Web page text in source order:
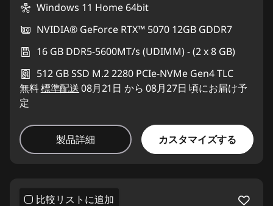
Windows 11 Home 64bit
NVIDIA® GeForce RTX™ 5070 12GB GDDR7
16 GB DDR5-5600MT/s (UDIMM) - (2 x 8 GB)
512 GB SSD M.2 2280 PCIe-NVMe Gen4 TLC
無料標準配送08月21日 から 08月27日 頃にお届け予
定
製品詳細 カスタマイズする
比較リストに追加